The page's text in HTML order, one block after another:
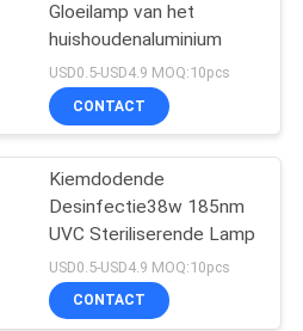
Hoge
Gloeilamp van het
huishoudenaluminium
USD0.5-USD4.9 MOQ:10pcs
CONTACT
Kiemdodende
Desinfectie38w 185nm
UVC Steriliserende Lamp
USD0.5-USD4.9 MOQ:10pcs
CONTACT